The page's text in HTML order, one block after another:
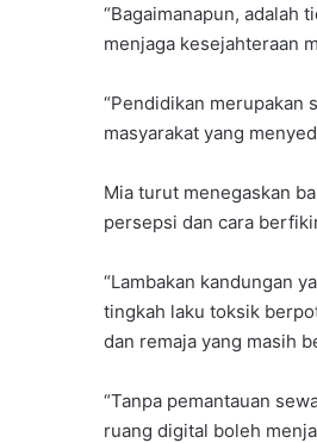
“Bagaimanapun, adalah
menjaga kesejahteraan
“Pendidikan merupakan
masyarakat yang
Mia turut menegaskan
persepsi dan cara
“Lambakan kandungan
tingkah laku toksik
dan remaja yang masih
“Tanpa pemantauan
ruang digital boleh